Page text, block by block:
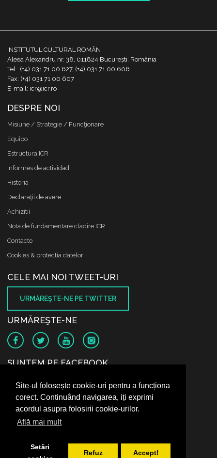
Site-ul folosește cookie-uri pentru a funcționa
corect. Continuând navigarea, iți exprimi
acordul asupra folosirii cookie-urilor.
Află mai mult
Setări
Refuz Accept!
INSTITUTUL CULTURAL ROMÂN
Aleea Alexandru nr. 38, 011824 București, România
Tel.: (+4) 031 71 00 627, (+4) 031 71 00 606
Fax: (+4) 031 71 00 607
E-mail: icr@icr.ro
DESPRE NOI
Misiune / Strategie / Funcţionare
Equipo
Estructura ICR
Informes de actividad
Historia
Declaraţii de avere
Achizitii
Nota de fundamentare cladire ICR
Contacto
Cookies & protectia datelor
CELE MAI NOI TWEET-URI
URMĂREŞTE-NE PE TWITTER
URMĂREŞTE-NE
SUNTEM PE FACEBOOK